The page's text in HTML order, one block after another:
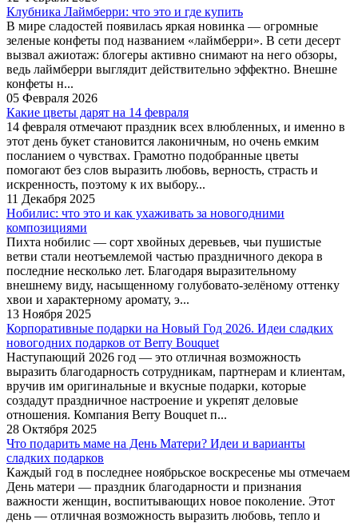
Клубника Лаймберри: что это и где купить
В мире сладостей появилась яркая новинка — огромные
зеленые конфеты под названием «лаймберри». В сети десерт
вызвал ажиотаж: блогеры активно снимают на него обзоры,
ведь лаймберри выглядит действительно эффектно. Внешне
конфеты н...
05 Февраля 2026
Какие цветы дарят на 14 февраля
14 февраля отмечают праздник всех влюбленных, и именно в
этот день букет становится лаконичным, но очень емким
посланием о чувствах. Грамотно подобранные цветы
помогают без слов выразить любовь, верность, страсть и
искренность, поэтому к их выбору...
11 Декабря 2025
Нобилис: что это и как ухаживать за новогодними
композициями
Пихта нобилис — сорт хвойных деревьев, чьи пушистые
ветви стали неотъемлемой частью праздничного декора в
последние несколько лет. Благодаря выразительному
внешнему виду, насыщенному голубовато-зелёному оттенку
хвои и характерному аромату, э...
13 Ноября 2025
Корпоративные подарки на Новый Год 2026. Идеи сладких
новогодних подарков от Berry Bouquet
Наступающий 2026 год — это отличная возможность
выразить благодарность сотрудникам, партнерам и клиентам,
вручив им оригинальные и вкусные подарки, которые
создадут праздничное настроение и укрепят деловые
отношения. Компания Berry Bouquet п...
28 Октября 2025
Что подарить маме на День Матери? Идеи и варианты
сладких подарков
Каждый год в последнее ноябрьское воскресенье мы отмечаем
День матери — праздник благодарности и признания
важности женщин, воспитывающих новое поколение. Этот
день — отличная возможность выразить любовь, тепло и